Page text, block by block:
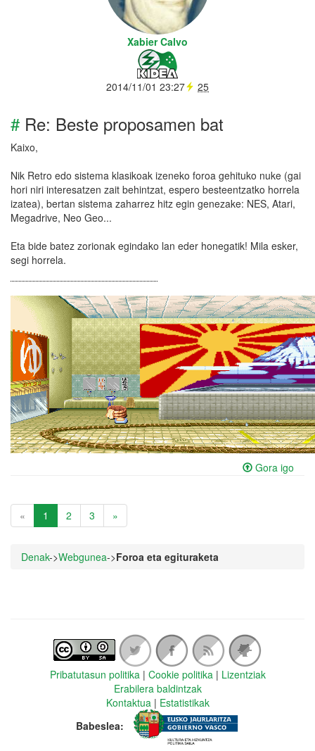
Xabier Calvo
2014/11/01 23:27 25
# Re: Beste proposamen bat
Kaixo,
Nik Retro edo sistema klasikoak izeneko foroa gehituko nuke (gai
hori niri interesatzen zait behintzat, espero besteentzatko horrela
izatea), bertan sistema zaharrez hitz egin genezake: NES, Atari,
Megadrive, Neo Geo...
Eta bide batez zorionak egindako lan eder honegatik! Mila esker,
segi horrela.
Gora igo
« 1 2 3 »
Denak->Webgunea->Foroa eta egituraketa
Pribatutasun politika | Cookie politika | Lizentziak
Erabilera baldintzak
Kontaktua | Estatistikak
Babeslea: